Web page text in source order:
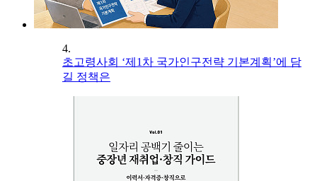
4.
초고령사회 ‘제1차 국가인구전략 기본계획’에 담
길 정책은